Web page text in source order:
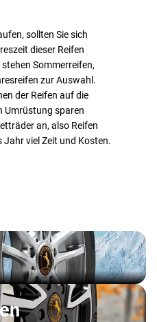
sollten Sie sich
dieser Reifen
Sommerreifen,
zur Auswahl.
der Reifen auf die
Umrüstung sparen
an, also Reifen
Jahr viel Zeit und Kosten.